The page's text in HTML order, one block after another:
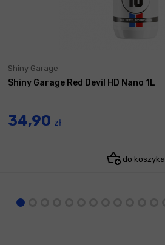
Shiny Garage
Shiny Garage Red Devil HD Nano 1L
34,90 zł
do koszyka